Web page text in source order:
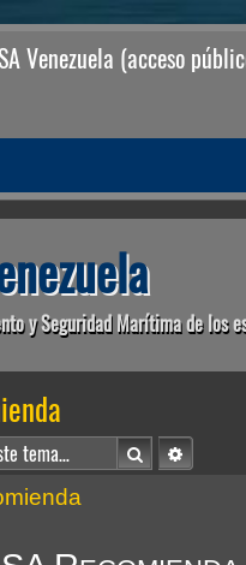
Venezuela (acceso
y Seguridad Marítima de los
Buscar